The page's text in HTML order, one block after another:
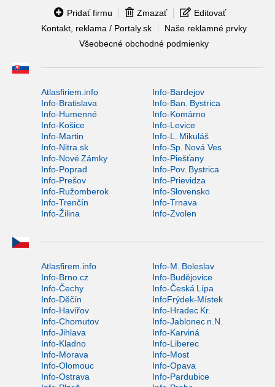
Pridať firmu Zmazať
Editovať
Kontakt, reklama / Portaly.sk
Naše reklamné prvky
Všeobecné obchodné podmienky
Atlasfiriem.info
Info-Bardejov
Info-Bratislava
Info-Ban. Bystrica
Info-Humenné
Info-Komárno
Info-Košice
Info-Levice
Info-Martin
Info-L. Mikuláš
Info-Nitra.sk
Info-Sp. Nová Ves
Info-Nové Zámky
Info-Piešťany
Info-Poprad
Info-Pov. Bystrica
Info-Prešov
Info-Prievidza
Info-Ružomberok
Info-Slovensko
Info-Trenčín
Info-Trnava
Info-Žilina
Info-Zvolen
Atlasfirem.info
Info-M. Boleslav
Info-Brno.cz
Info-Budějovice
Info-Čechy
Info-Česká Lípa
Info-Děčín
InfoFrýdek-Místek
Info-Havířov
Info-Hradec Kr.
Info-Chomutov
Info-Jablonec n.N.
Info-Jihlava
Info-Karviná
Info-Kladno
Info-Liberec
Info-Morava
Info-Most
Info-Olomouc
Info-Opava
Info-Ostrava
Info-Pardubice